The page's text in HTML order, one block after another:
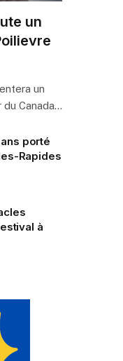
un
un
du Canada…
porté
Rapides
à